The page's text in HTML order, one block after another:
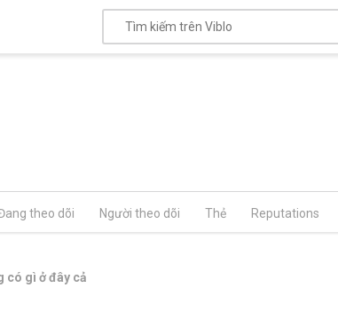
theo dõi Người theo dõi Thẻ Reputations
có gì ở đây cả